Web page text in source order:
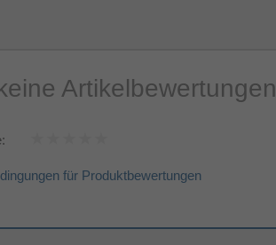
Artikelbewertungen
für Produktbewertungen